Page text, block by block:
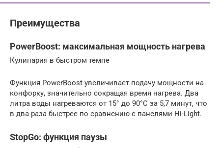
Преимущества
PowerBoost: максимальная мощность нагрева
Кулинария в быстром темпе
Функция PowerBoost увеличивает подачу мощности на
конфорку, значительно сокращая время нагрева. Два
литра воды нагреваются от 15° до 90°С за 5,7 минут, что
в два раза быстрее по сравнению с панелями Hi-Light.
StopGo: функция паузы